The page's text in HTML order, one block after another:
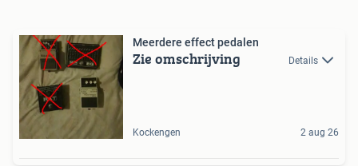
Meerdere effect pedalen
Zie omschrijving Details
Kockengen 2 aug 26